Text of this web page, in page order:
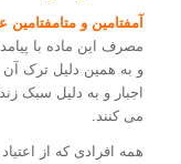
آمفتامین و
مصرف این ماده با
و به همین دلیل ترک آن
اجبار و به دلیل سبک
می کنند.
همه افرادی که از